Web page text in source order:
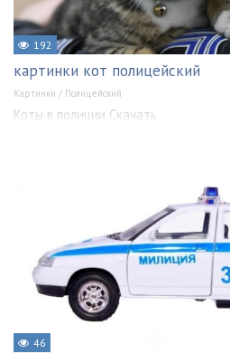
192
картинки кот полицейский
Картинки / Полицейский
Коты в полиции Скачать
46